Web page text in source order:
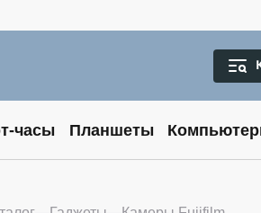
часы Планшеты